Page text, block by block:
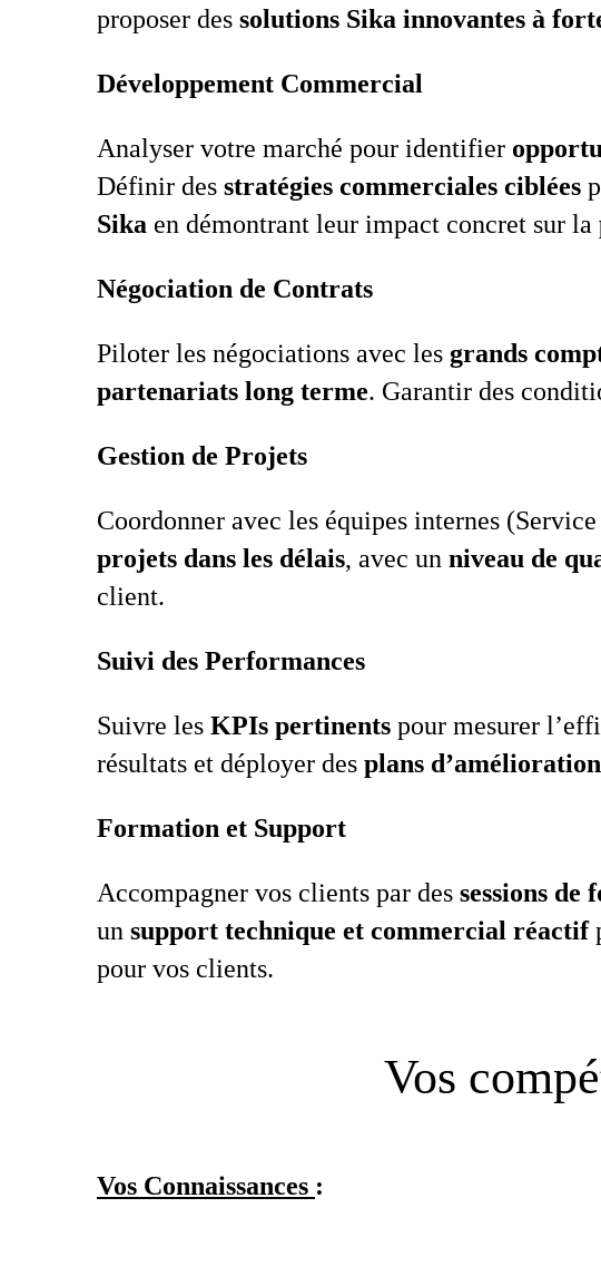
proposer des solutions Sika innovantes à
Développement Commercial
Analyser votre marché pour identifier
Définir des stratégies commerciales ciblées
Sika en démontrant leur impact concret sur la
Négociation de Contrats
Piloter les négociations avec les grands
partenariats long terme. Garantir des
Gestion de Projets
Coordonner avec les équipes internes
projets dans les délais, avec un niveau de
client.
Suivi des Performances
Suivre les KPIs pertinents pour mesurer
résultats et déployer des plans
Formation et Support
Accompagner vos clients par des sessions de
un support technique et commercial réactif
pour vos clients.
Vos
Vos Connaissances :